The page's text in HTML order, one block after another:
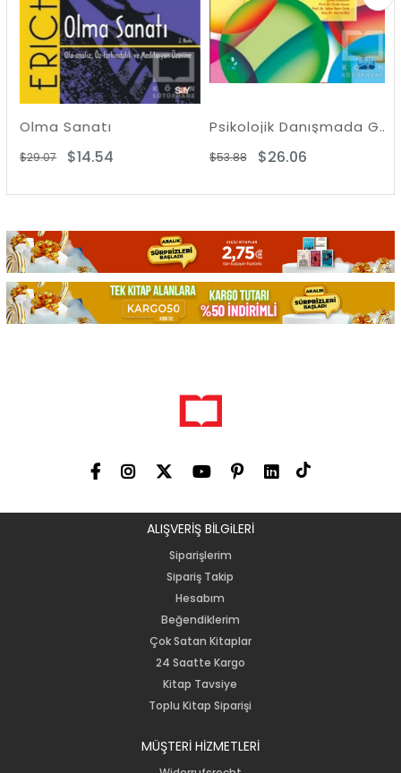
Olma Sanatı
$14.54
$29.07
Psikolojik Danışmada Gruplar
$26.06
$53.88
ALIŞVERİŞ BİLGiLERİ
Siparişlerim
Sipariş Takip
Hesabım
Beğendiklerim
Çok Satan Kitaplar
24 Saatte Kargo
Kitap Tavsiye
Toplu Kitap Siparişi
MÜŞTERİ HİZMETLERİ